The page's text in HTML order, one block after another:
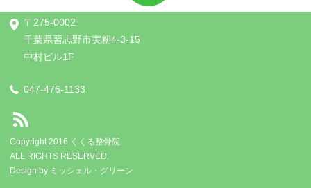
〒275-0002
千葉県習志野市実籾4-3-15
中村ビル1F
047-476-1133
Copyright 2016 くくる整骨院
ALL RIGHTS RESERVED.
Design by ミッシェル・グリーン